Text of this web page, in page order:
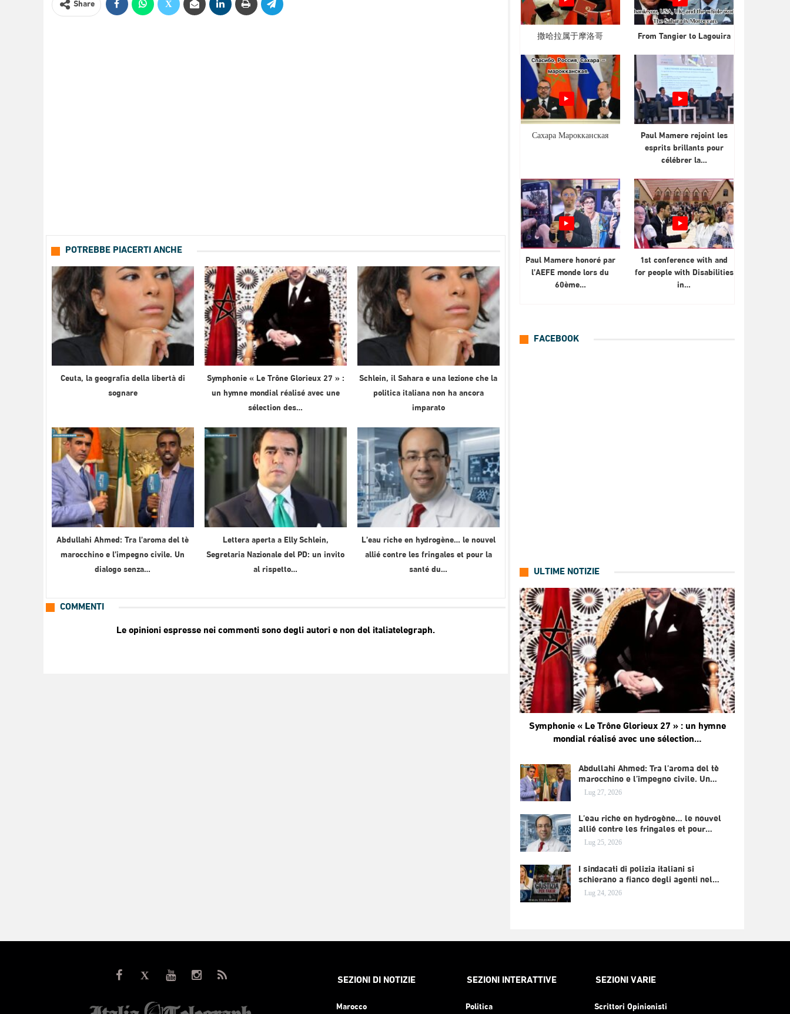
Share
POTREBBE PIACERTI ANCHE
Ceuta, la geografia della libertà di
sognare
Symphonie « Le Trône Glorieux 27 » :
un hymne mondial réalisé avec une
sélection des…
Schlein, il Sahara e una lezione che la
politica italiana non ha ancora
imparato
Abdullahi Ahmed: Tra l’aroma del tè
marocchino e l’impegno civile. Un
dialogo senza…
Lettera aperta a Elly Schlein,
Segretaria Nazionale del PD: un invito
al rispetto…
L’eau riche en hydrogène… le nouvel
allié contre les fringales et pour la
santé du…
COMMENTI
Le opinioni espresse nei commenti sono degli autori e non del italiatelegraph.
撒哈拉属于摩洛哥 From Tangier to Lagouira
Сахара Марокканская
Paul Mamere rejoint les
esprits brillants pour
célébrer la…
Paul Mamere honoré par
l’AEFE monde lors du
60ème…
1st conference with and
for people with Disabilities
in…
FACEBOOK
ULTIME NOTIZIE
Symphonie « Le Trône Glorieux 27 » : un hymne
mondial réalisé avec une sélection…
Abdullahi Ahmed: Tra l’aroma del tè
marocchino e l’impegno civile. Un…
Lug 27, 2026
L’eau riche en hydrogène… le nouvel
allié contre les fringales et pour…
Lug 25, 2026
I sindacati di polizia italiani si
schierano a fianco degli agenti nel…
Lug 24, 2026
SEZIONI DI NOTIZIE
Marocco
SEZIONI INTERATTIVE
Politica
SEZIONI VARIE
Scrittori Opinionisti